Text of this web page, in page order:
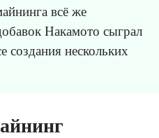
всё же
Накамото сыграл
создания нескольких